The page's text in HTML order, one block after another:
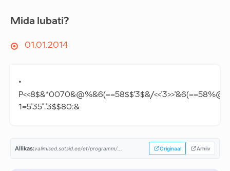
Mida lubati?
01.01.2014
•
P<<8$&*0070&@%&6(==58$$'3$&/
1=5'35''.'3$$80:&
Allikas:valimised.sotsid.ee/et/programm/... Originaal Arhiiv